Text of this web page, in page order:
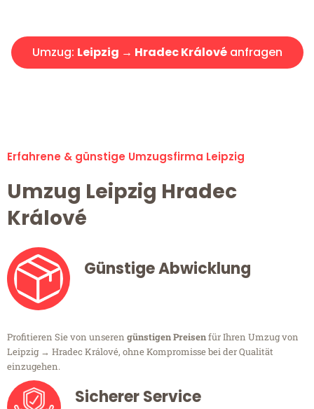
Umzug: Leipzig → Hradec Královéanfragen
Erfahrene & günstige Umzugsfirma Leipzig
Umzug Leipzig Hradec
Králové
Günstige Abwicklung
Profitieren Sie von unseren günstigen Preisenfür Ihren Umzug von
Leipzig → Hradec Králové, ohne Kompromisse bei der Qualität
einzugehen.
Sicherer Service